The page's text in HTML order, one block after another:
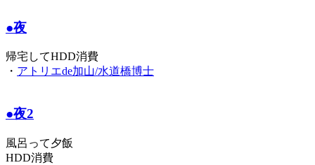
●夜
帰宅してHDD消費
・ アトリエde加山/水道橋博士
●夜2
風呂って夕飯
HDD消費